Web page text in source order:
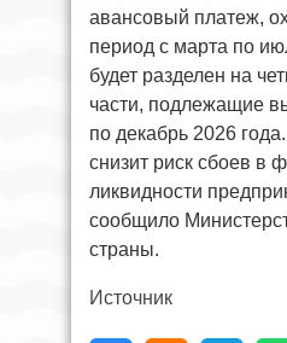
авансовый платеж,
период с марта по
будет разделен на
части, подлежащие
по декабрь 2026
снизит риск сбоев в
ликвидности
сообщило
страны.
Источник